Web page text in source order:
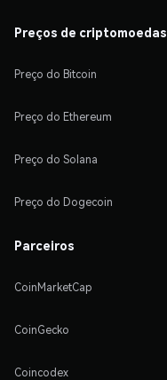
Preços de criptomoedas
Preço do Bitcoin
Preço do Ethereum
Preço do Solana
Preço do Dogecoin
Parceiros
CoinMarketCap
CoinGecko
Coincodex